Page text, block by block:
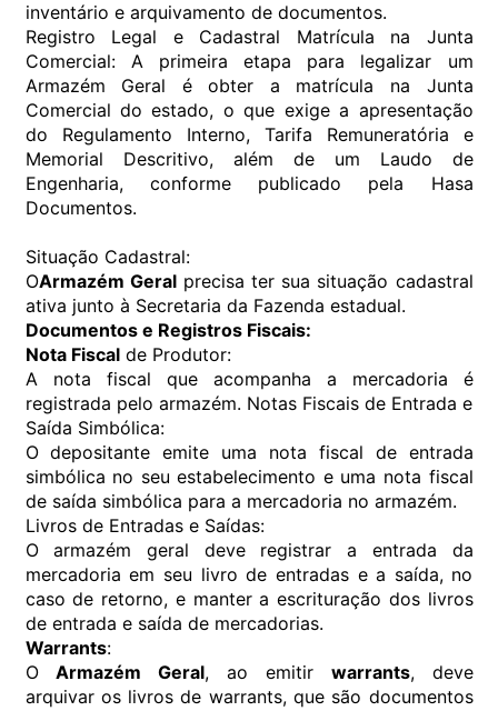
inventário e arquivamento de documentos.
Registro Legal e Cadastral Matrícula na Junta
Comercial: A primeira etapa para legalizar um
Armazém Geral é obter a matrícula na Junta
Comercial do estado, o que exige a apresentação
do Regulamento Interno, Tarifa Remuneratória e
Memorial Descritivo, além de um Laudo de
Engenharia, conforme publicado pela Hasa
Documentos.
Situação Cadastral:
OArmazém Geralprecisa ter sua situação cadastral
ativa junto à Secretaria da Fazenda estadual.
Documentos e Registros Fiscais:
Nota Fiscalde Produtor:
A nota fiscal que acompanha a mercadoria é
registrada pelo armazém. Notas Fiscais de Entrada e
Saída Simbólica:
O depositante emite uma nota fiscal de entrada
simbólica no seu estabelecimento e uma nota fiscal
de saída simbólica para a mercadoria no armazém.
Livros de Entradas e Saídas:
O armazém geral deve registrar a entrada da
mercadoria em seu livro de entradas e a saída, no
caso de retorno, e manter a escrituração dos livros
de entrada e saída de mercadorias.
Warrants:
OArmazém Geral, ao emitir warrants, deve
arquivar os livros de warrants, que são documentos